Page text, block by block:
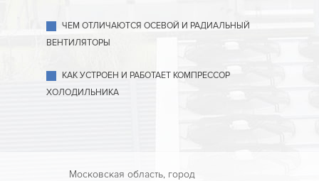
ЧЕМ ОТЛИЧАЮТСЯ ОСЕВОЙ И РАДИАЛЬНЫЙ
ВЕНТИЛЯТОРЫ
КАК УСТРОЕН И РАБОТАЕТ КОМПРЕССОР
ХОЛОДИЛЬНИКА
Московская область, город